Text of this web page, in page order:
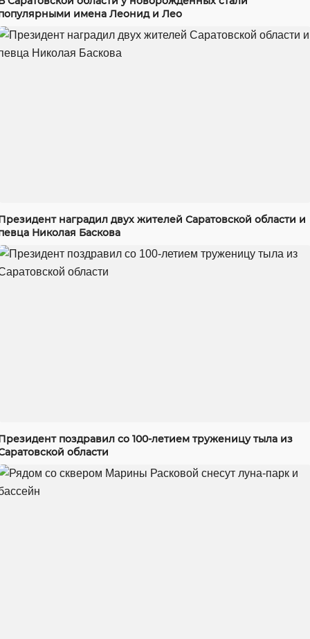
имена Леонид и Лео
наградил двух жителей Саратовской области и
Николая Баскова
поздравил со 100-летием труженицу тыла из
области